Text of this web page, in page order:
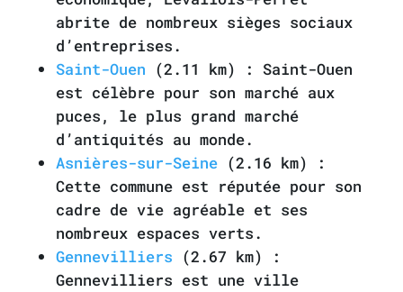
abrite de nombreux sièges sociaux
d’entreprises.
Saint-Ouen (2.11 km) : Saint-Ouen
est célèbre pour son marché aux
puces, le plus grand marché
d’antiquités au monde.
Asnières-sur-Seine(2.16 km) :
Cette commune est réputée pour son
cadre de vie agréable et ses
nombreux espaces verts.
Gennevilliers (2.67 km) :
Gennevilliers est une ville